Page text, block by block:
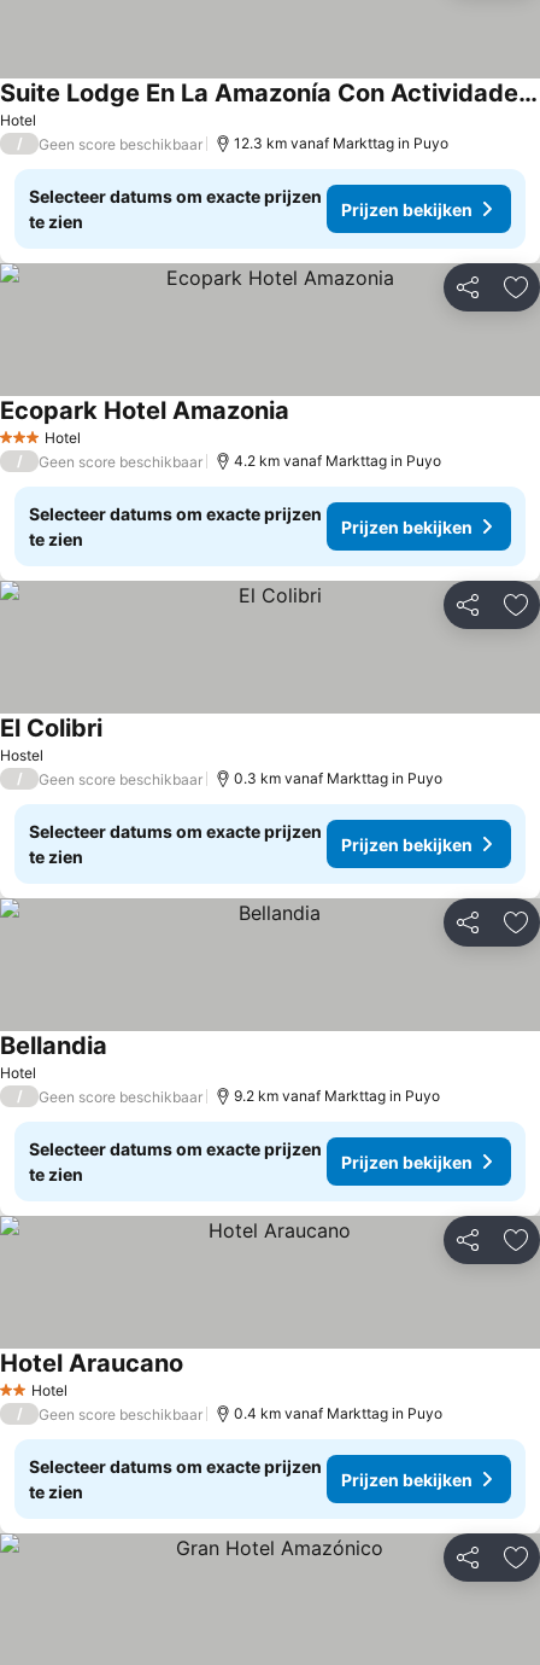
Hotel
Suite Lodge En La Amazonía Con Actividades, Suite Kilo
/ Geen score beschikbaar 12.3 km vanaf Markttag in Puyo
Selecteer datums om exacte prijzen
te zien
Prijzen bekijken
Delen
3 SterrenHotel
Ecopark Hotel Amazonia
/ Geen score beschikbaar 4.2 km vanaf Markttag in Puyo
Selecteer datums om exacte prijzen
te zien
Prijzen bekijken
Delen
Hostel
El Colibri
/ Geen score beschikbaar 0.3 km vanaf Markttag in Puyo
Selecteer datums om exacte prijzen
te zien
Prijzen bekijken
Delen
Hotel
Bellandia
/ Geen score beschikbaar 9.2 km vanaf Markttag in Puyo
Selecteer datums om exacte prijzen
te zien
Prijzen bekijken
Delen
2 Sterren
Hotel
Hotel Araucano
/ Geen score beschikbaar 0.4 km vanaf Markttag in Puyo
Selecteer datums om exacte prijzen
te zien
Prijzen bekijken
Delen